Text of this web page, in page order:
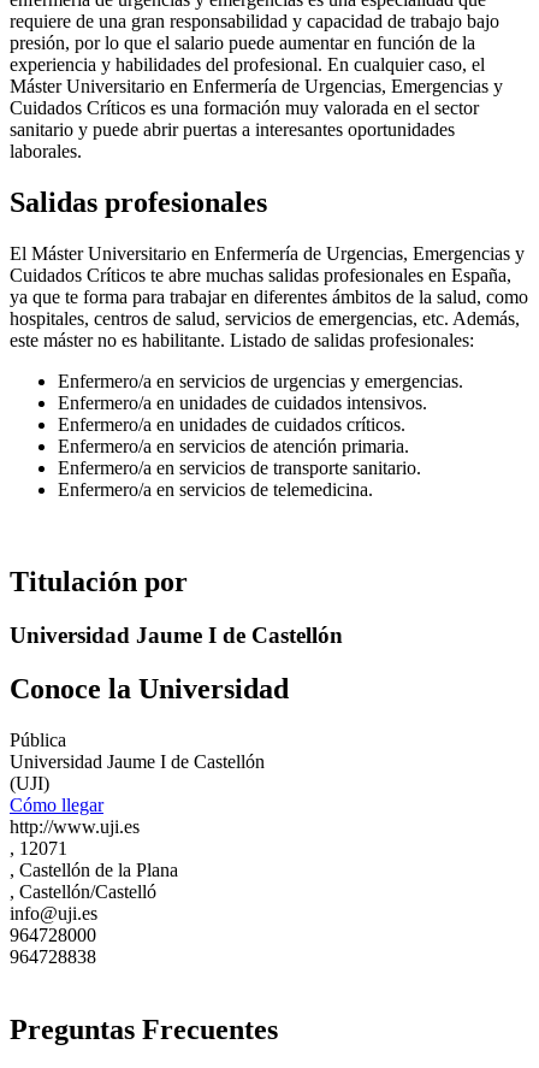
requiere de una gran responsabilidad y capacidad de trabajo bajo
presión, por lo que el salario puede aumentar en función de la
experiencia y habilidades del profesional. En cualquier caso, el
Máster Universitario en Enfermería de Urgencias, Emergencias y
Cuidados Críticos es una formación muy valorada en el sector
sanitario y puede abrir puertas a interesantes oportunidades
laborales.
Salidas profesionales
El Máster Universitario en Enfermería de Urgencias, Emergencias y
Cuidados Críticos te abre muchas salidas profesionales en España,
ya que te forma para trabajar en diferentes ámbitos de la salud, como
hospitales, centros de salud, servicios de emergencias, etc. Además,
este máster no es habilitante. Listado de salidas profesionales:
Enfermero/a en servicios de urgencias y emergencias.
Enfermero/a en unidades de cuidados intensivos.
Enfermero/a en unidades de cuidados críticos.
Enfermero/a en servicios de atención primaria.
Enfermero/a en servicios de transporte sanitario.
Enfermero/a en servicios de telemedicina.
Titulación por
Universidad Jaume I de Castellón
Conoce la Universidad
Pública
Universidad Jaume I de Castellón
(UJI)
Cómo llegar
http://www.uji.es
, 12071
, Castellón de la Plana
, Castellón/Castelló
info@uji.es
964728000
964728838
Preguntas Frecuentes